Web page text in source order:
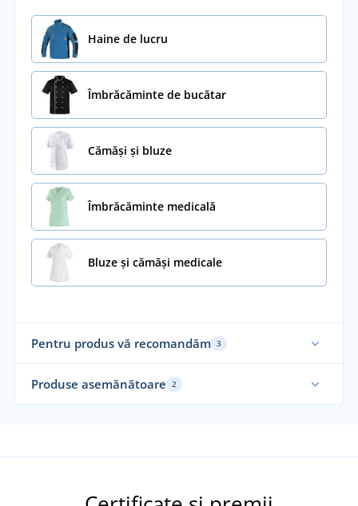
Haine de lucru
Îmbrăcăminte de bucătar
Cămăși și bluze
Îmbrăcăminte medicală
Bluze și cămăși medicale
Pentru produs vă recomandăm 3
Produse asemănătoare 2